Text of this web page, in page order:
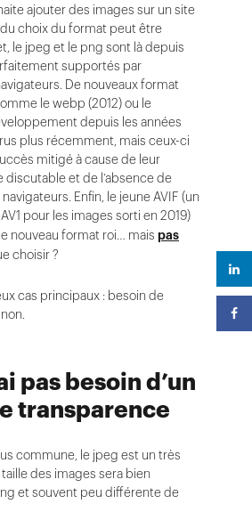
ajouter des images sur un site
choix du format peut être
le jpeg et le png sont là depuis
supportés par
De nouveaux format
le webp (2012) ou le
depuis les années
plus récemment, mais ceux-ci
mitigé à cause de leur
et de l’absence de
Enfin, le jeune AVIF (un
pour les images sorti en 2019)
nouveau format roi… mais pas
choisir ?
cas principaux : besoin de
pas besoin d’un
transparence
commune, le jpeg est un très
des images sera bien
et souvent peu différente de